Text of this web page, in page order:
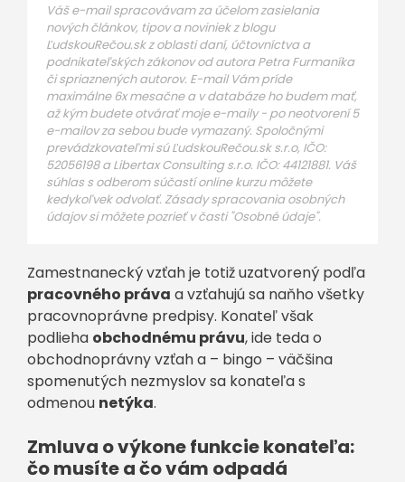
Váš e-mail spracovávam za účelom zasielania
nových článkov, tipov a noviniek z blogu
ĽudskouRečou.sk z oblasti daní, účtovníctva a
podnikateľských zákonov od autora Petra Furmaníka
či spriaznených autorov. E-mail Vám príde
maximálne 6x mesačne a v databáze ho budem mať,
až kým budete otvárať moje e-maily - po neotvorení 5
e-mailov za sebou bude vymazaný. Spoločnými
prevádzkovateľmi sú ĽudskouRečou.sk s.r.o, IČO:
52056198 a Libertax Consulting s.r.o. IČO: 44121881. Váš
súhlas s odberom súčastí online kurzu môžete
kedykoľvek odvolať. Zásady spracovania osobných
údajov si môžete pozrieť v časti "Osobné údaje".
Zamestnanecký vzťah je totiž uzatvorený podľa
pracovného práva a vzťahujú sa naňho všetky
pracovnoprávne predpisy. Konateľ však
podlieha obchodnému právu, ide teda o
obchodnoprávny vzťah a – bingo – väčšina
spomenutých nezmyslov sa konateľa s
odmenou netýka.
Zmluva o výkone funkcie konateľa:
čo musíte a čo vám odpadá